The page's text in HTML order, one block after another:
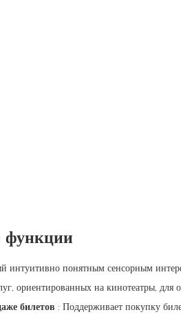
функции
интуитивно понятным сенсорным
ориентированных на кинотеатры, для
билетов : Поддерживает покупку